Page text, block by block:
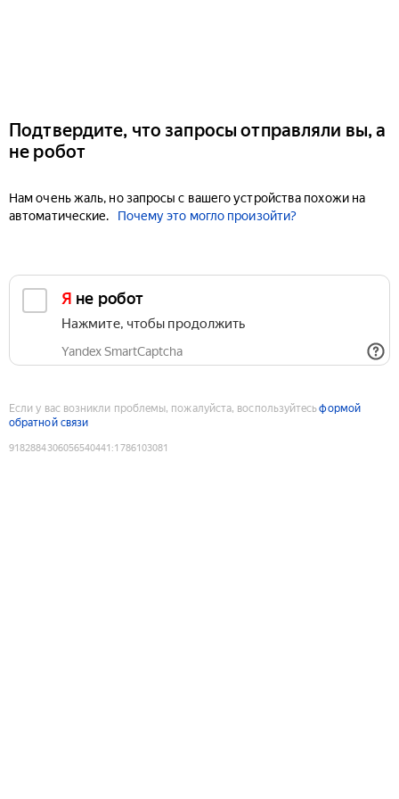
Подтвердите, что запросы отправляли вы, а
не робот
Нам очень жаль, но запросы с вашего устройства похожи на
автоматические.
Почему это могло произойти?
Я не робот
Нажмите, чтобы продолжить
Yandex SmartCaptcha
Если у вас возникли проблемы, пожалуйста, воспользуйтесьформой
обратной связи
9182884306056540441 :1786103081